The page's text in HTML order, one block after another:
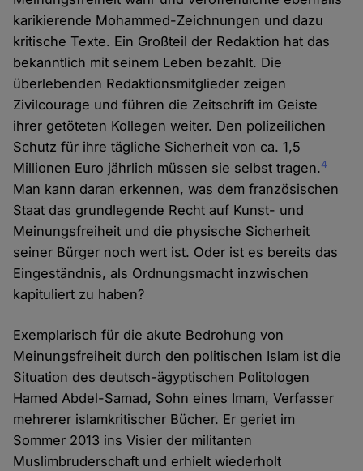
karikierende Mohammed-Zeichnungen und dazu
kritische Texte. Ein Großteil der Redaktion hat das
bekanntlich mit seinem Leben bezahlt. Die
überlebenden Redaktionsmitglieder zeigen
Zivilcourage und führen die Zeitschrift im Geiste
ihrer getöteten Kollegen weiter. Den polizeilichen
Schutz für ihre tägliche Sicherheit von ca. 1,5
Millionen Euro jährlich müssen sie selbst tragen.4
Man kann daran erkennen, was dem französischen
Staat das grundlegende Recht auf Kunst- und
Meinungsfreiheit und die physische Sicherheit
seiner Bürger noch wert ist. Oder ist es bereits das
Eingeständnis, als Ordnungsmacht inzwischen
kapituliert zu haben?
Exemplarisch für die akute Bedrohung von
Meinungsfreiheit durch den politischen Islam ist die
Situation des deutsch-ägyptischen Politologen
Hamed Abdel-Samad, Sohn eines Imam, Verfasser
mehrerer islamkritischer Bücher. Er geriet im
Sommer 2013 ins Visier der militanten
Muslimbruderschaft und erhielt wiederholt